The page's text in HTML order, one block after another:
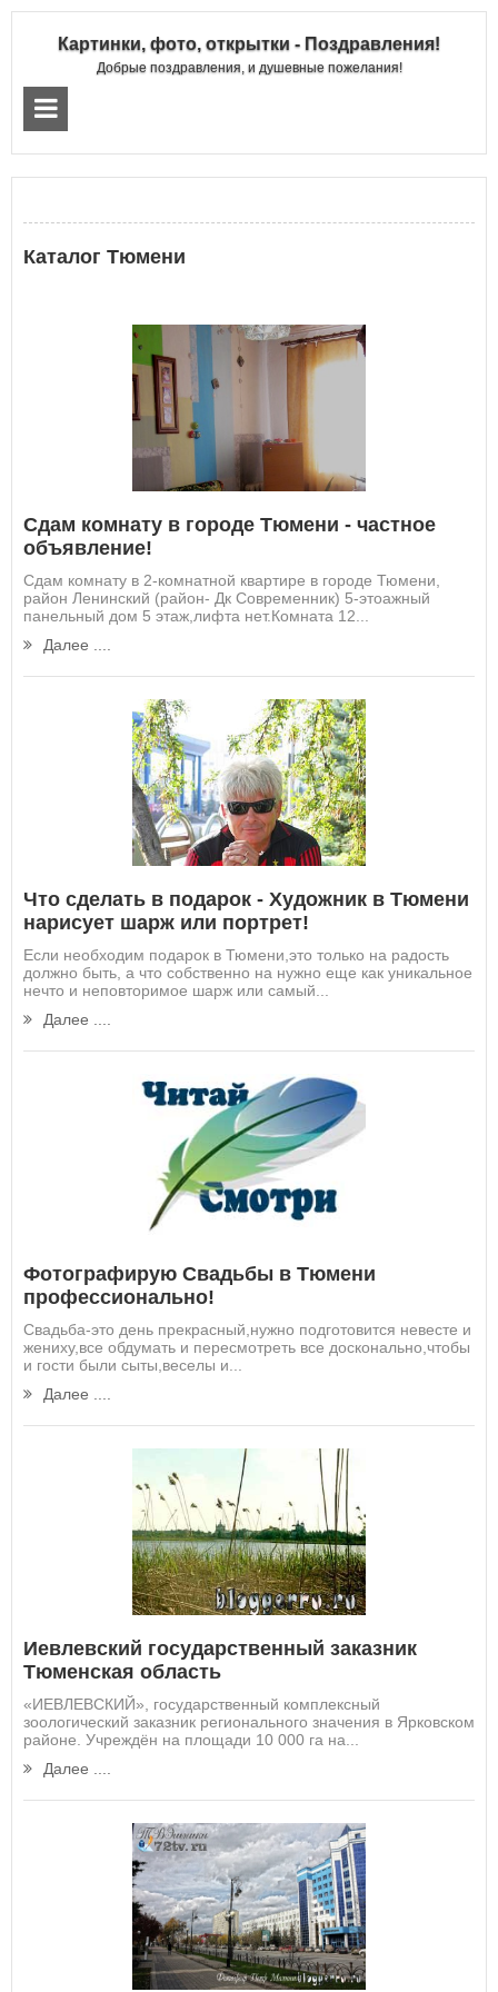
Картинки, фото, открытки - Поздравления!
Добрые поздравления, и душевные пожелания!
Каталог Тюмени
Сдам комнату в городе Тюмени - частное
объявление!
Сдам комнату в 2-комнатной квартире в городе Тюмени,
район Ленинский (район- Дк Современник) 5-этоажный
панельный дом 5 этаж,лифта нет.Комната 12...
Далее ....
Что сделать в подарок - Художник в Тюмени
нарисует шарж или портрет!
Если необходим подарок в Тюмени,это только на радость
должно быть, а что собственно на нужно еще как уникальное
нечто и неповторимое шарж или самый...
Далее ....
Фотографирую Свадьбы в Тюмени
профессионально!
Свадьба-это день прекрасный,нужно подготовится невесте и
жениху,все обдумать и пересмотреть все досконально,чтобы
и гости были сыты,веселы и...
Далее ....
Иевлевский государственный заказник
Тюменская область
«ИЕВЛЕВСКИЙ», государственный комп­лексный
зоологический заказник региональ­ного значения в Ярковском
районе. Учреждён на площади 10 000 га на...
Далее ....